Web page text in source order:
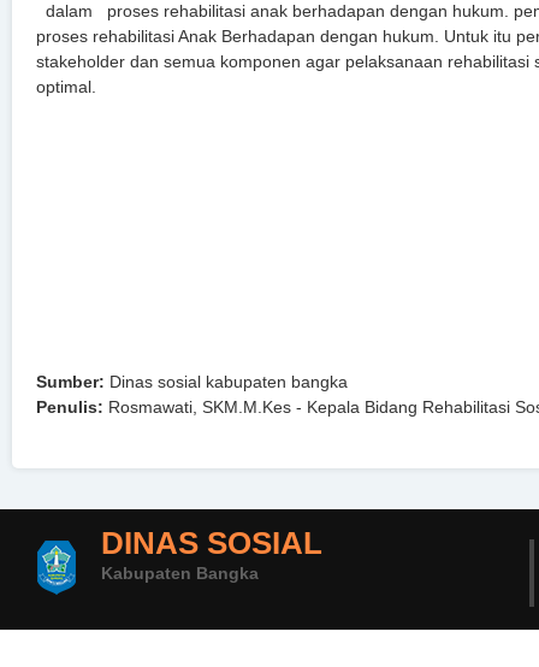
dalam proses rehabilitasi anak berhadapan dengan hukum.
proses rehabilitasi Anak Berhadapan dengan hukum. Untuk itu
stakeholder dan semua komponen agar pelaksanaan rehabilitasi
optimal.
Sumber: Dinas sosial kabupaten bangka
Penulis: Rosmawati, SKM.M.Kes - Kepala Bidang Rehabilitasi
DINAS SOSIAL
Kabupaten Bangka